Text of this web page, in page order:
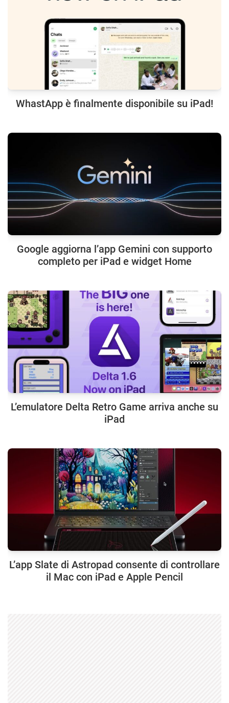
WhastApp è finalmente disponibile su iPad!
Google aggiorna l’app Gemini con supporto
completo per iPad e widget Home
L’emulatore Delta Retro Game arriva anche su
iPad
L’app Slate di Astropad consente di controllare
il Mac con iPad e Apple Pencil